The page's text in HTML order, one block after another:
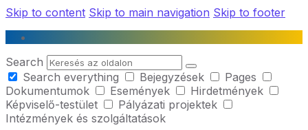
Skip to content Skip to main navigation Skip to footer
Search
Search everything
Bejegyzések
Pages
Dokumentumok
Események
Hirdetmények
Képviselő-testület
Pályázati projektek
Intézmények és szolgáltatások